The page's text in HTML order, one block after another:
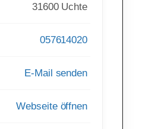
31600 Uchte
057614020
E-Mail senden
Webseite öffnen